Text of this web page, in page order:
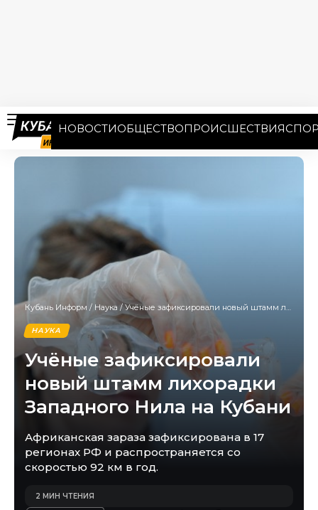
НОВОСТИОБЩЕСТВОПРОИСШЕСТВИЯ
Кубань Информ / Наука / Учёные зафиксировали новый штамм лихорадки Западного Нила на Кубани
НАУКА
Учёные зафиксировали
новый штамм лихорадки
Западного Нила на Кубани
Африканская зараза зафиксирована в 17
регионах РФ и распространяется со
скоростью 92 км в год.
2 МИН ЧТЕНИЯ